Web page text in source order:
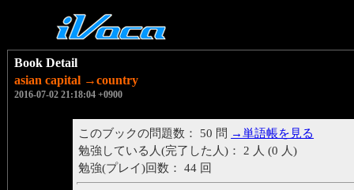
Book Detail
asian capital →country
2016-07-02 21:18:04 +0900
このブックの問題数： 50 問 →単語帳を見る
勉強している人(完了した人)： 2 人 (0 人)
勉強(プレイ)回数： 44 回